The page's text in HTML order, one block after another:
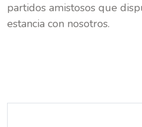
partidos amistosos que
estancia con nosotros.